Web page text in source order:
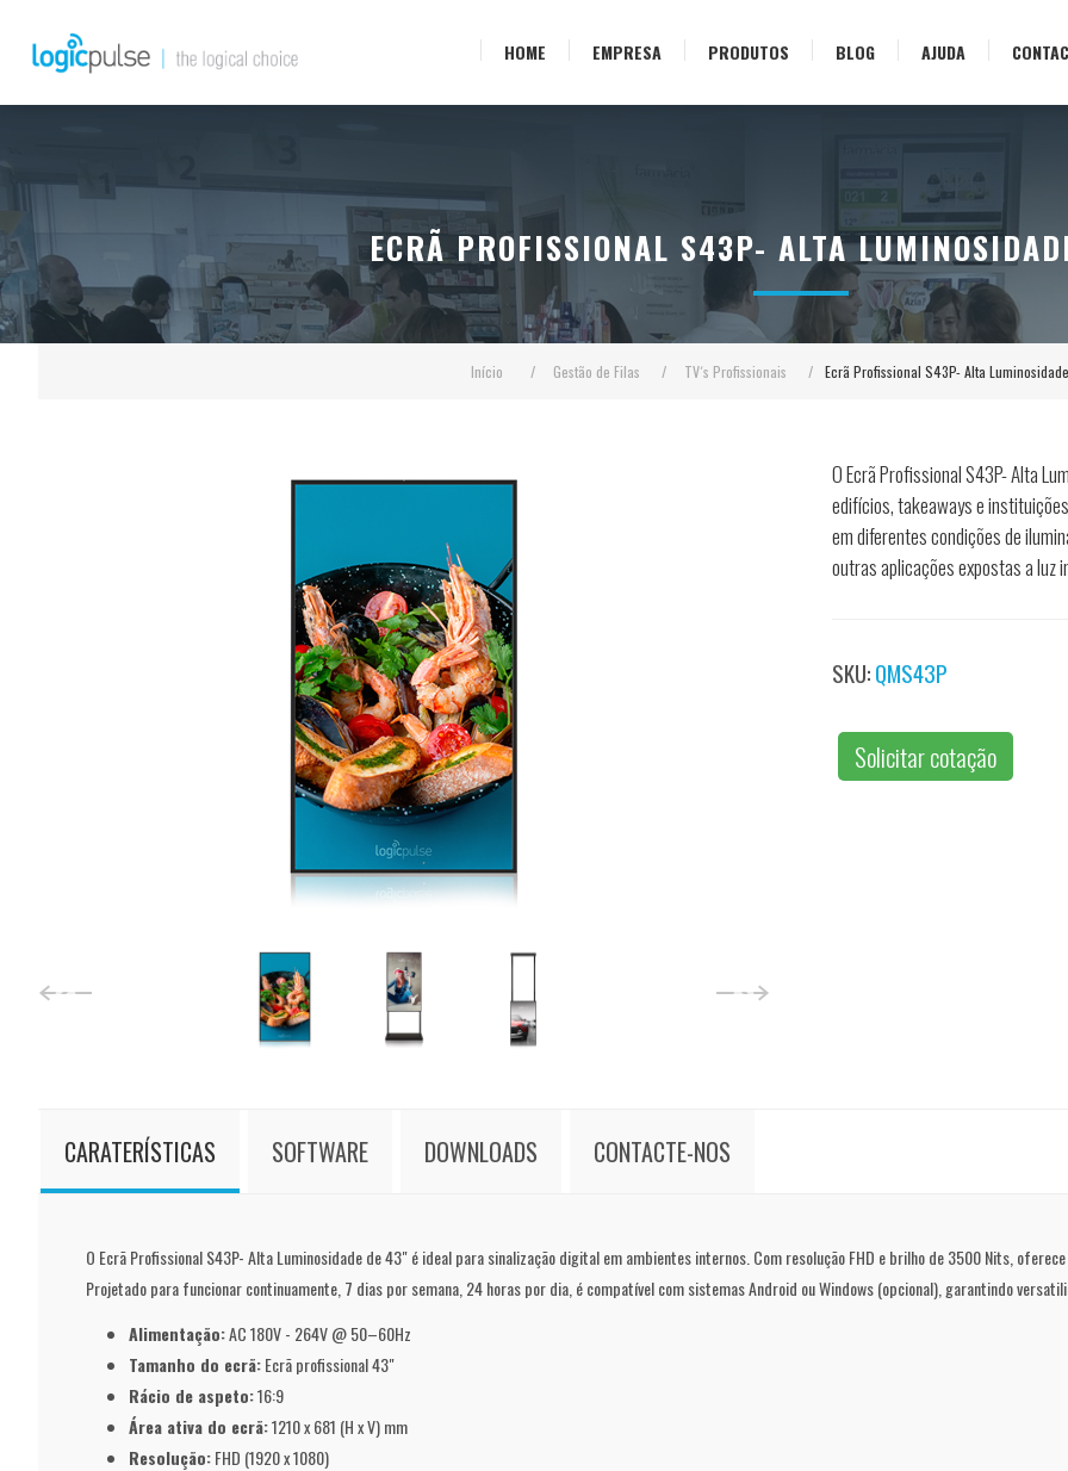
HOME EMPRESA PRODUTOS BLOG AJUDA
Início / Gestão de Filas / TV´s Profissionais / Ecrã Profissional S43P- Alta
ECRÃ PROFISSIONAL S43P- ALTA
O Ecrã Profissional S43P- Alta
edifícios, takeaways e
em diferentes condições de
outras aplicações expostas a luz
SKU:QMS43P
Solicitar cotação
CARATERÍSTICAS SOFTWARE DOWNLOADS CONTACTE-NOS
O Ecrã Profissional S43P- Alta Luminosidade de 43" é ideal para sinalização digital em ambientes internos. Com resolução FHD e brilho de 3500 Nits,
Projetado para funcionar continuamente, 7 dias por semana, 24 horas por dia, é compatível com sistemas Android ou Windows (opcional), garantindo
Alimentação:AC 180V - 264V @ 50–60Hz
Tamanho do ecrã:Ecrã profissional 43"
Rácio de aspeto:16:9
Área ativa do ecrã:1210 x 681 (H x V) mm
Resolução:FHD (1920 x 1080)